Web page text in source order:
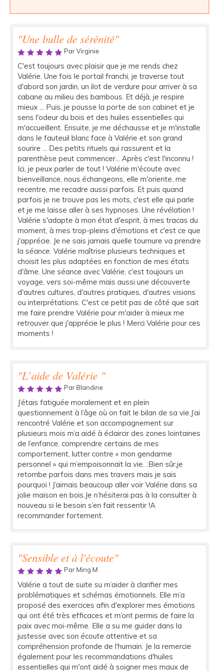
"Une bulle de sérénité"
Par Virginie
C'est toujours avec plaisir que je me rends chez
Valérie. Une fois le portail franchi, je traverse tout
d'abord son jardin, un ilot de verdure pour arriver à sa
cabane au milieu des bambous. Et déjà, je respire
mieux ... Puis, je pousse la porte de son cabinet et je
sens l'odeur du bois et des huiles essentielles qui
m'accueillent. Ensuite, je me déchausse et je m'installe
dans le fauteuil blanc face à Valérie et son grand
sourire ... Des petits rituels qui rassurent et la
parenthèse peut commencer... Après c'est l'inconnu !
Ici, je peux parler de tout ! Valérie m'écoute avec
bienveillance, nous échangeons, elle m'oriente, me
recentre, me recadre aussi parfois. Et puis quand
parfois je ne trouve pas les mots, c'est elle qui parle
et je me laisse aller à ses hypnoses. Une révélation !
Valérie s'adapte à mon état d'esprit, à mes tracas du
moment, à mes trop-pleins d'émotions et c'est ce que
j'apprécie. Je ne sais jamais quelle tournure va prendre
la séance. Valérie maîtrise plusieurs techniques et
choisit les plus adaptées en fonction de mes états
d'âme. Une séance avec Valérie, c'est toujours un
voyage, vers soi-même mais aussi une découverte
d'autres cultures, d'autres pratiques, d'autres visions
ou interprétations. C'est ce petit pas de côté que sait
me faire prendre Valérie pour m'aider à mieux me
retrouver que j'apprécie le plus ! Merci Valérie pour ces
moments !
"L’aide de Valérie "
Par Blandine
J’étais fatiguée moralement et en plein
questionnement à l’âge où on fait le bilan de sa vie.J’ai
rencontré Valérie et son accompagnement sur
plusieurs mois m’a aidé à éclaircir des zones lointaines
de l’enfance, comprendre certains de mes
comportement, lutter contre « mon gendarme
personnel » qui m’empoisonnait la vie…Bien sûr,je
retombe parfois dans mes travers mais je sais
pourquoi ! J’aimais beaucoup aller voir Valérie dans sa
jolie maison en bois.Je n’hésiterai pas à la consulter à
nouveau si le besoin s’en fait ressentir !A
recommander fortement.
"Sensible et à l'écoute"
Par Ming M
Valérie a tout de suite su m’aider à clarifier mes
problématiques et schémas émotionnels. Elle m’a
proposé des exercices afin d'explorer mes émotions
qui ont été très efficaces et m’ont permis de faire la
paix avec moi-même. Elle a su me guider dans la
justesse avec son écoute attentive et sa
compréhension profonde de l'humain. Je la remercie
également pour les recommandations d'huiles
essentielles qui m'ont aidé à soigner mes maux de